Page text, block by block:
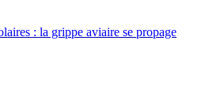
: la grippe aviaire se propage